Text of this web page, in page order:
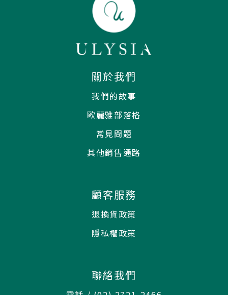
關於我們
我們的故事
歐麗雅部落格
常見問題
其他銷售通路
顧客服務
退換貨政策
隱私權政策
聯絡我們